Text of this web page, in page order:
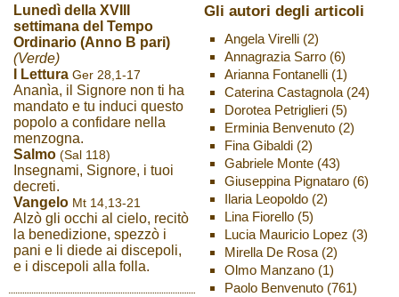
Lunedì della XVIII
settimana del Tempo
Ordinario (Anno B pari)
(Verde)
I Lettura Ger 28,1-17
Ananìa, il Signore non ti ha
mandato e tu induci questo
popolo a confidare nella
menzogna.
Salmo (Sal 118)
Insegnami, Signore, i tuoi
decreti.
Vangelo Mt 14,13-21
Alzò gli occhi al cielo, recitò
la benedizione, spezzò i
pani e li diede ai discepoli,
e i discepoli alla folla.
Gli autori degli articoli
Angela Virelli(2)
Annagrazia Sarro(6)
Arianna Fontanelli(1)
Caterina Castagnola(24)
Dorotea Petriglieri(5)
Erminia Benvenuto(2)
Fina Gibaldi(2)
Gabriele Monte(43)
Giuseppina Pignataro(6)
Ilaria Leopoldo(2)
Lina Fiorello(5)
Lucia Mauricio Lopez (3)
Mirella De Rosa(2)
Olmo Manzano(1)
Paolo Benvenuto(761)